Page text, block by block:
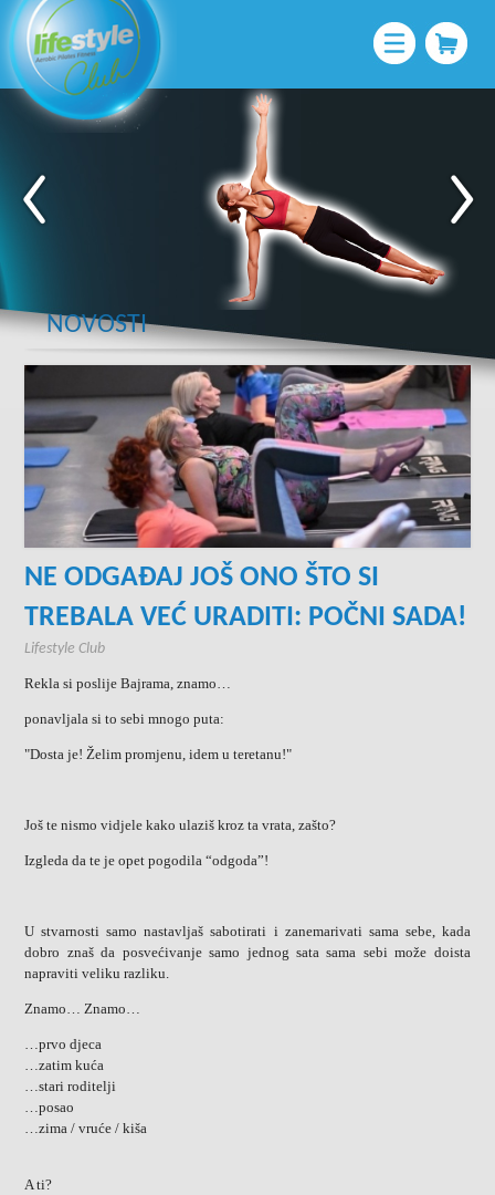
NOVOSTI
NE ODGAĐAJ JOŠ ONO ŠTO SI
TREBALA VEĆ URADITI: POČNI SADA!
Lifestyle Club
Rekla si poslije Bajrama, znamo…
ponavljala si to sebi mnogo puta:
"Dosta je! Želim promjenu, idem u teretanu!"
Još te nismo vidjele kako ulaziš kroz ta vrata, zašto?
Izgleda da te je opet pogodila “odgoda”!
U stvarnosti samo nastavljaš sabotirati i zanemarivati sama sebe, kada
dobro znaš da posvećivanje samo jednog sata sama sebi može doista
napraviti veliku razliku.
Znamo… Znamo…
…prvo djeca
…zatim kuća
…stari roditelji
…posao
…zima / vruće / kiša
A ti?